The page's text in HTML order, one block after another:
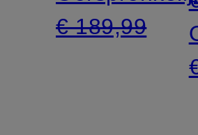
€ 189,99